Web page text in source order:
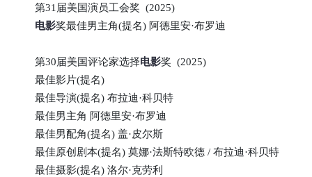
第31届美国演员工会奖 (2025)
电影奖最佳男主角(提名) 阿德里安·布罗迪
第30届美国评论家选择电影奖 (2025)
最佳影片(提名)
最佳导演(提名) 布拉迪·科贝特
最佳男主角 阿德里安·布罗迪
最佳男配角(提名) 盖·皮尔斯
最佳原创剧本(提名) 莫娜·法斯特欧德 / 布拉迪·科贝特
最佳摄影(提名) 洛尔·克劳利